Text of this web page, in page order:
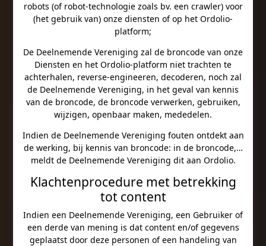
robots (of robot-technologie zoals bv. een crawler) voor
(het gebruik van) onze diensten of op het Ordolio-
platform;
De Deelnemende Vereniging zal de broncode van onze
Diensten en het Ordolio-platform niet trachten te
achterhalen, reverse-engineeren, decoderen, noch zal
de Deelnemende Vereniging, in het geval van kennis
van de broncode, de broncode verwerken, gebruiken,
wijzigen, openbaar maken, mededelen.
Indien de Deelnemende Vereniging fouten ontdekt aan
de werking, bij kennis van broncode: in de broncode,…
meldt de Deelnemende Vereniging dit aan Ordolio.
Klachtenprocedure met betrekking
tot content
Indien een Deelnemende Vereniging, een Gebruiker of
een derde van mening is dat content en/of gegevens
geplaatst door deze personen of een handeling van